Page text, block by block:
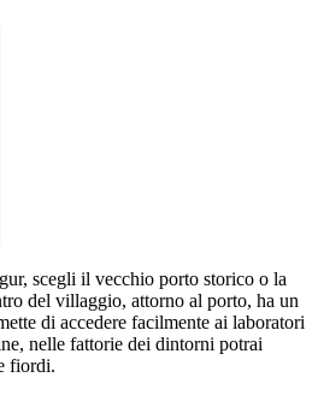
scegli il vecchio porto storico o la
del villaggio, attorno al porto, ha un
di accedere facilmente ai laboratori
nelle fattorie dei dintorni potrai
fiordi.